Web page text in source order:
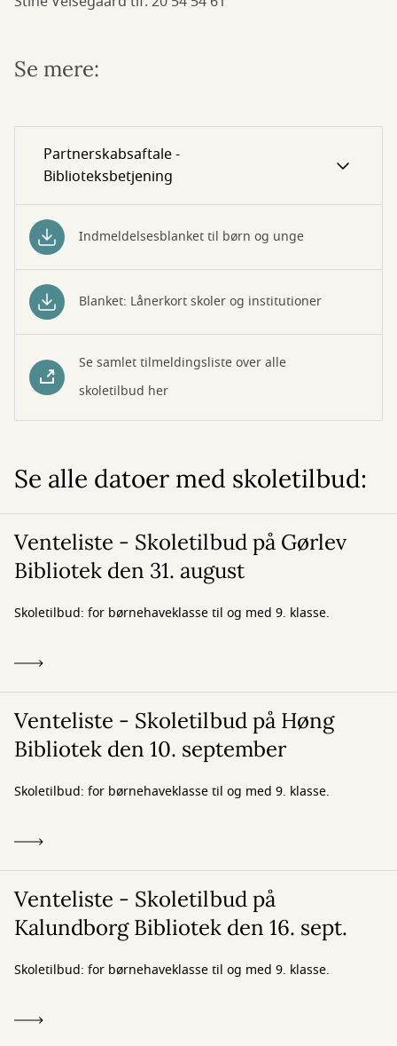
Se mere:
Partnerskabsaftale -
Biblioteksbetjening
Indmeldelsesblanket til børn og unge
Blanket: Lånerkort skoler og institutioner
Se samlet tilmeldingsliste over alle
skoletilbud her
Se alle datoer med skoletilbud:
Venteliste - Skoletilbud på Gørlev
Bibliotek den 31. august
Skoletilbud: for børnehaveklasse til og med 9. klasse.
Venteliste - Skoletilbud på Høng
Bibliotek den 10. september
Skoletilbud: for børnehaveklasse til og med 9. klasse.
Venteliste - Skoletilbud på
Kalundborg Bibliotek den 16. sept.
Skoletilbud: for børnehaveklasse til og med 9. klasse.